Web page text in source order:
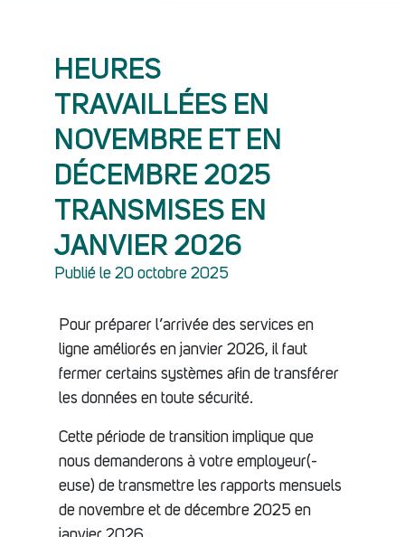
HEURES
TRAVAILLÉES EN
NOVEMBRE ET EN
DÉCEMBRE 2025
TRANSMISES EN
JANVIER 2026
Publié le 20 octobre 2025
Pour préparer l’arrivée des services en
ligne améliorés en janvier 2026, il faut
fermer certains systèmes afin de transférer
les données en toute sécurité.
Cette période de transition implique que
nous demanderons à votre employeur(-
euse) de transmettre les rapports mensuels
de novembre et de décembre 2025 en